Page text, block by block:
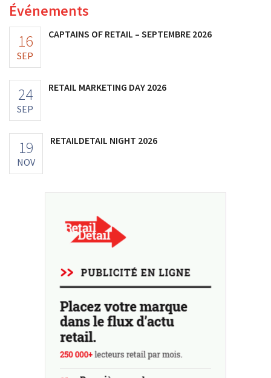
Événements
16
SEP
CAPTAINS OF RETAIL – SEPTEMBRE 2026
24
SEP
RETAIL MARKETING DAY 2026
19
NOV
RETAILDETAIL NIGHT 2026